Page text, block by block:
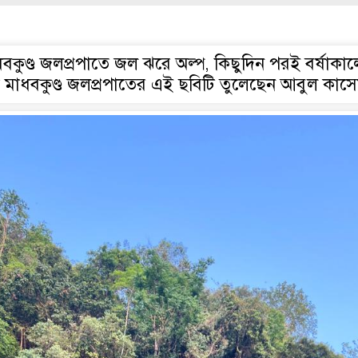
জলপ্রপাতে জল ঝরে অল্প, কিছুদিন পরই
মাধবকুণ্ড জলপ্রপাতের এই ছবিটি তুলেছেন আবুল